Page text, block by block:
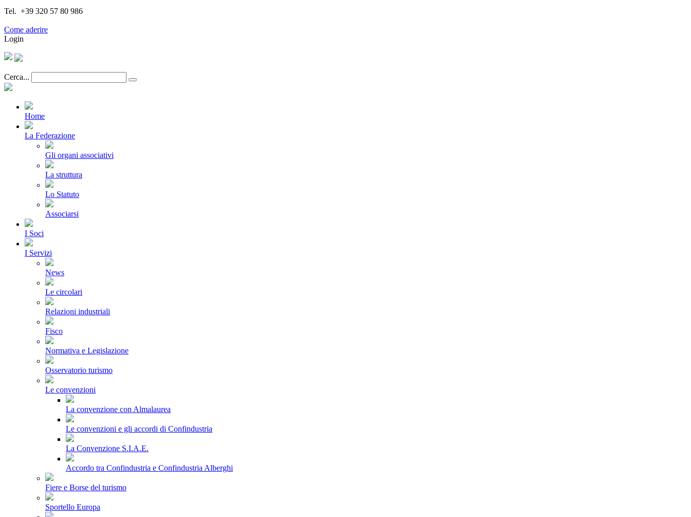
Tel. +39 320 57 80 986
Come aderire
Login
Cerca...
Home
La Federazione
Gli organi associativi
La struttura
Lo Statuto
Associarsi
I Soci
I Servizi
News
Le circolari
Relazioni industriali
Fisco
Normativa e Legislazione
Osservatorio turismo
Le convenzioni
La convenzione con Almalaurea
Le convenzioni e gli accordi di Confindustria
La Convenzione S.I.A.E.
Accordo tra Confindustria e Confindustria Alberghi
Fiere e Borse del turismo
Sportello Europa